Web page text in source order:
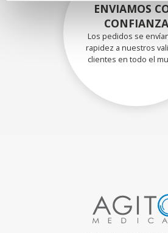
ENVIAMOS
CONFIANZA
Los pedidos se
rapidez a nuestros
clientes en todo el